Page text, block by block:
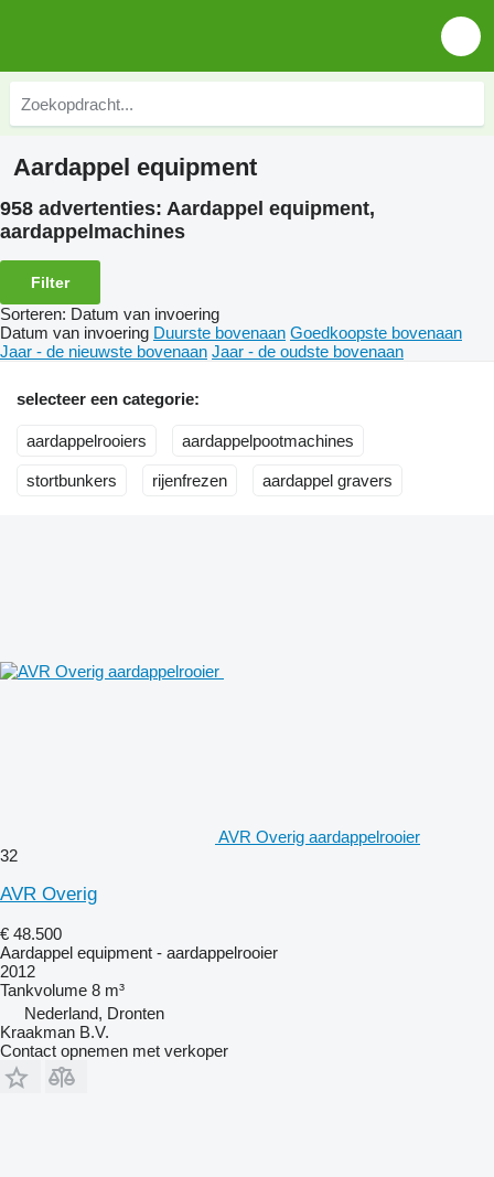
Aardappel equipment
958 advertenties: Aardappel equipment,
aardappelmachines
Filter
Sorteren: Datum van invoering
Datum van invoering Duurste bovenaan Goedkoopste bovenaan
Jaar - de nieuwste bovenaan Jaar - de oudste bovenaan
selecteer een categorie:
aardappelrooiers aardappelpootmachines
stortbunkers rijenfrezen aardappel gravers
AVR Overig aardappelrooier
32
AVR Overig
€ 48.500
Aardappel equipment - aardappelrooier
2012
Tankvolume 8 m³
Nederland, Dronten
Kraakman B.V.
Contact opnemen met verkoper